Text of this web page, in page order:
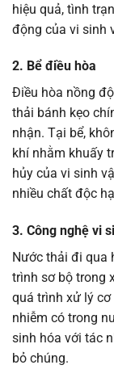
hiệu quả, tình
động của vi sinh
2. Bể điều hòa
Điều hòa nồng
thải bánh kẹo
nhận. Tại bể,
khí nhằm khuấy
hủy của vi sinh
nhiều chất độc
3. Công nghệ vi
Nước thải đi qua
trình sơ bộ trong
quá trình xử lý
nhiễm có trong
sinh hóa với tác
bỏ chúng.